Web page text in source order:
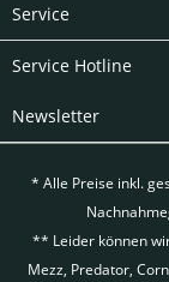
Service
Service Hotline
Newsletter
* Alle Preise inkl.
** Leider können
Mezz, Predator,